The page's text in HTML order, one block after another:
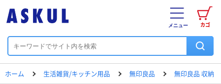
カゴ
メニュー
ホーム 生活雑貨/キッチン用品 無印良品 無印良品 収納